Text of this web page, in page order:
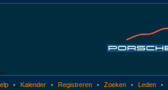
• Kalender • Registreren • Zoeken • Leden •